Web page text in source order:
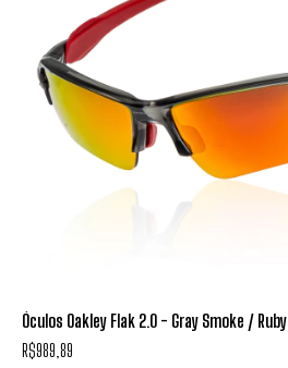
Óculos Oakley Flak 2.0 - Gray Smoke / Ruby
R$989,89